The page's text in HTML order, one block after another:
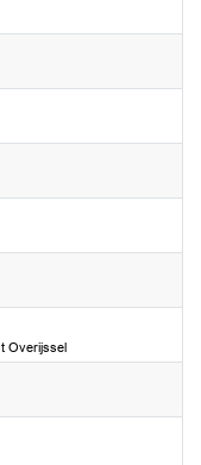
Overijssel